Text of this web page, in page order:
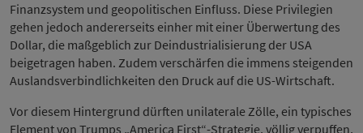
Finanzsystem und geopolitischen Einfluss. Diese Privilegien
gehen jedoch andererseits einher mit einer Überwertung des
Dollar, die maßgeblich zur Deindustrialisierung der USA
beigetragen haben. Zudem verschärfen die immens steigenden
Auslandsverbindlichkeiten den Druck auf die US-Wirtschaft.
Vor diesem Hintergrund dürften unilaterale Zölle, ein typisches
Element von Trumps „America First“-Strategie, völlig verpuffen,